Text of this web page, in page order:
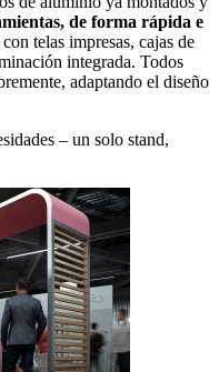
de forma rápida e
telas impresas, cajas de
integrada. Todos
adaptando el diseño
– un solo stand,